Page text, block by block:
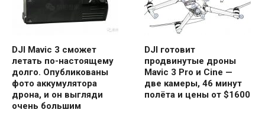
DJI Mavic 3 сможет
летать по-настоящему
долго. Опубликованы
фото аккумулятора
дрона, и он выгляди
очень большим
DJI готовит
продвинутые дроны
Mavic 3 Pro и Cine —
две камеры, 46 минут
полёта и цены от $1600